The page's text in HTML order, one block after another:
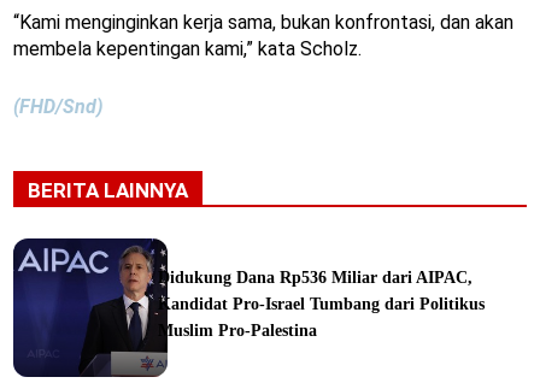
“Kami menginginkan kerja sama, bukan konfrontasi, dan akan
membela kepentingan kami,” kata Scholz.
(FHD/Snd)
BERITA LAINNYA
Didukung Dana Rp536 Miliar dari AIPAC,
Kandidat Pro-Israel Tumbang dari Politikus
Muslim Pro-Palestina